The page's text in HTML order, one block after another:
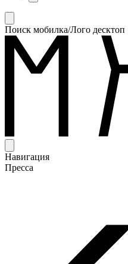
Поиск мобилка/Лого десктоп
Навигация
Пресса